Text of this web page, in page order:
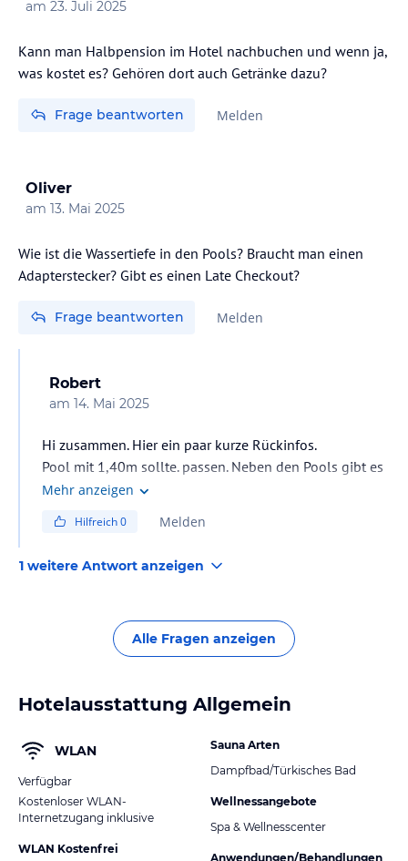
am 23. Juli 2025
Kann man Halbpension im Hotel nachbuchen und wenn ja,
was kostet es? Gehören dort auch Getränke dazu?
Frage beantworten Melden
Oliver
am 13. Mai 2025
Wie ist die Wassertiefe in den Pools? Braucht man einen
Adapterstecker? Gibt es einen Late Checkout?
Frage beantworten Melden
Robert
am 14. Mai 2025
Hi zusammen. Hier ein paar kurze Rückinfos.
Pool mit 1,40m sollte. passen. Neben den Pools gibt es
vor diesen einen Sandbereich mit Wasser für
ich nun aber nicht mehr auf den zentimeter abschätzen.
reichen vollkommen aus.
hotel ausgebucht und daher nicht möglich.
hotel bietet shuttle zu 2 sandstränden an, strand direkt
in city rawai ist eher für fischerboote und weniger zum
Mehr anzeigen
Hilfreich0 Melden
1 weitere Antwort anzeigen
Alle Fragen anzeigen
Hotelausstattung Allgemein
WLAN
Verfügbar
Kostenloser WLAN-
Internetzugang inklusive
WLAN Kostenfrei
Sauna Arten
Dampfbad/Türkisches Bad
Wellnessangebote
Spa & Wellnesscenter
Anwendungen/Behandlungen